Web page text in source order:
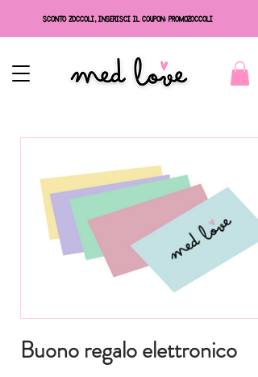
SCONTO ZOCCOLI, INSERISCI IL COUPON: PROMOZOCCOLI
Buono regalo elettronico